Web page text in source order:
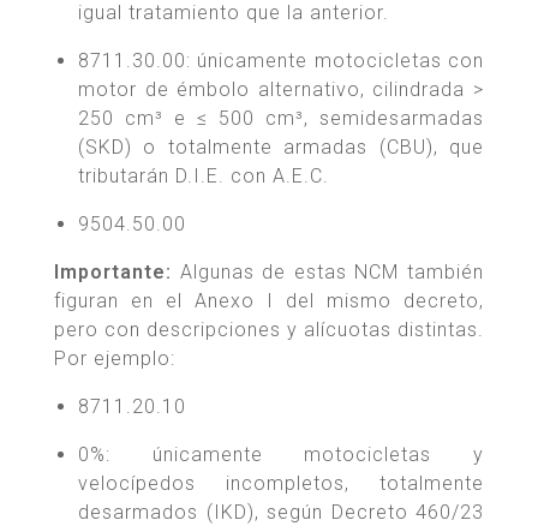
igual tratamiento que la anterior.
8711.30.00: únicamente motocicletas con
motor de émbolo alternativo, cilindrada >
250 cm³ e ≤ 500 cm³, semidesarmadas
(SKD) o totalmente armadas (CBU), que
tributarán D.I.E. con A.E.C.
9504.50.00
Importante: Algunas de estas NCM también
figuran en el Anexo I del mismo decreto,
pero con descripciones y alícuotas distintas.
Por ejemplo:
8711.20.10
0%: únicamente motocicletas y
velocípedos incompletos, totalmente
desarmados (IKD), según Decreto 460/23